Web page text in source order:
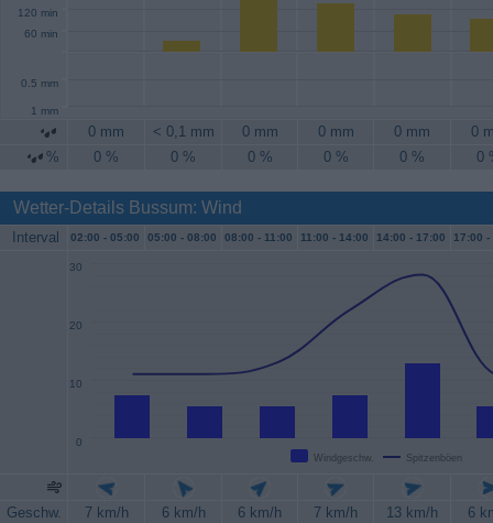
60 min
120 min
0.5 mm
1 mm
0 mm < 0,1 mm 0 mm 0 mm 0 mm
0
%
0 % 0 % 0 % 0 % 0 % 0
Wetter-Details Bussum: Wind
Interval 02:00 - 05:00 05:00 - 08:00 08:00 - 11:00 11:00 - 14:00 14:00 - 17:00 17:00 -
Windgeschw. Spitzenböen
0
10
20
30
Geschw. 7 km/h 6 km/h 6 km/h 7 km/h 13 km/h
6